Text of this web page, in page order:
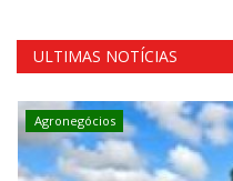
ULTIMAS NOTÍCIAS
Agronegócios